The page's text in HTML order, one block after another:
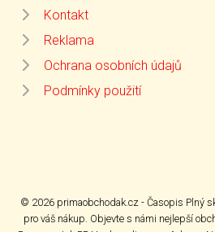
Kontakt
Reklama
Ochrana osobních údajů
Podmínky použití
© 2026 primaobchodak.cz - Časopis Plný
pro váš nákup. Objevte s námi nejlepší